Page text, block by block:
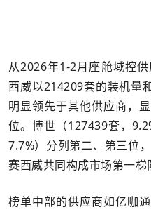
从2026年1-2月座舱域控
西威以214209套的装机量
明显领先于其他供应商，
位。博世（127439套，
7.7%）分列第二、第三位
赛西威共同构成市场第一梯
榜单中部的供应商如亿咖